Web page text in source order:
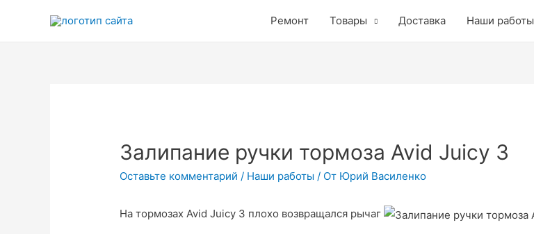
Ремонт Товары Доставка Наши работы
Залипание ручки тормоза Avid Juicy 3
Оставьте комментарий / Наши работы / От Юрий Василенко
На тормозах Avid Juicy 3 плохо возвращался рычаг